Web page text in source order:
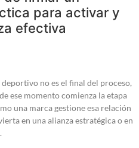
para activar y
efectiva
no es el final del proceso,
ese momento comienza la etapa
una marca gestione esa relación
en una alianza estratégica o en